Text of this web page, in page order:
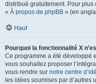
distribué gratuitement. Pour plus
« À propos de phpBB » (en
Haut
Pourquoi la fonctionnalité X
Ce programme a été développé
vous souhaitez proposer
vous rendre sur notre centre
les idées soumises par d’autres